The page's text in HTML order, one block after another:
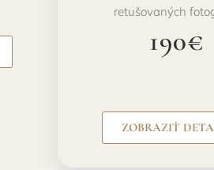
retušovaných
190€
ZOBRAZIŤ